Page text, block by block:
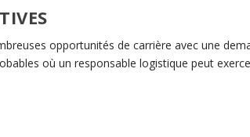
opportunités de carrière avec une
où un responsable logistique peut